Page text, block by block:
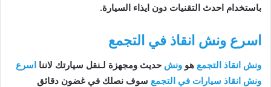
باستخدام احدث التقنيات دون ايذاء السيارة.
اسرع ونش انقاذ في التجمع
ونش انقاذ التجمع هو ونش حديث ومجهزة لـنقل سيارتك لاننا اسرع
ونش انقاذ سيارات في التجمع سوف نصلك في غضون دقائق